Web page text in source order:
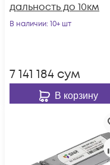
дальность до 10км
В наличии: 10+ шт
7 141 184 сум
В корзину